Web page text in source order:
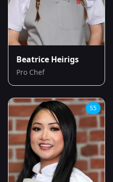
Beatrice Heirigs
Pro Chef
S5